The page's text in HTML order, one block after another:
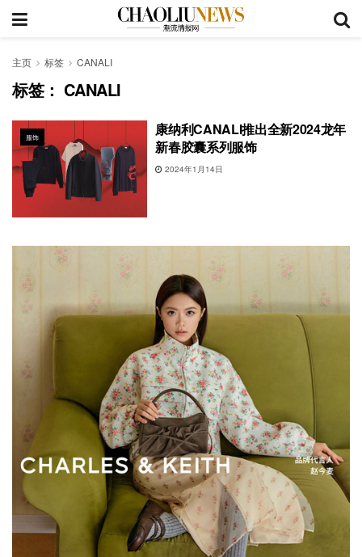
主页 标签 CANALI
标签： CANALI
服饰
康纳利CANALI推出全新2024龙年
新春胶囊系列服饰
2024年1月14日